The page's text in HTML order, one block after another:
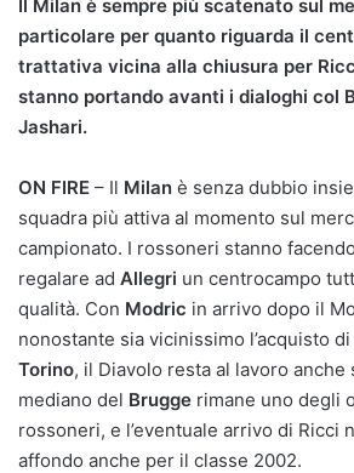
Il Milan è sempre più scatenato sul
particolare per quanto riguarda il
trattativa vicina alla chiusura per
stanno portando avanti i dialoghi col
Jashari.
ON FIRE – Il Milan è senza dubbio
squadra più attiva al momento sul
campionato. I rossoneri stanno
regalare ad Allegri un centrocampo
qualità. Con Modric in arrivo dopo il
nonostante sia vicinissimo l’acquisto di
Torino, il Diavolo resta al lavoro anche
mediano del Brugge rimane uno degli
rossoneri, e l’eventuale arrivo di Ricci
affondo anche per il classe 2002.